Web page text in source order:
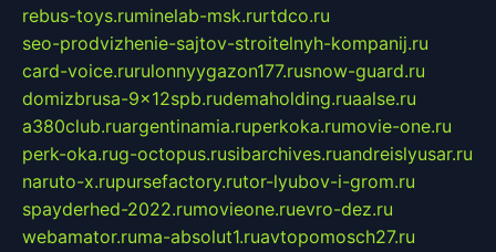
rebus-toys.ruminelab-msk.rurtdco.ru
seo-prodvizhenie-sajtov-stroitelnyh-kompanij.ru
card-voice.rurulonnyygazon177.rusnow-guard.ru
domizbrusa-9x12spb.rudemaholding.ruaalse.ru
a380club.ruargentinamia.ruperkoka.rumovie-one.ru
perk-oka.rug-octopus.rusibarchives.ruandreislyusar.ru
naruto-x.rupursefactory.rutor-lyubov-i-grom.ru
spayderhed-2022.rumovieone.ruevro-dez.ru
webamator.ruma-absolut1.ruavtopomosch27.ru